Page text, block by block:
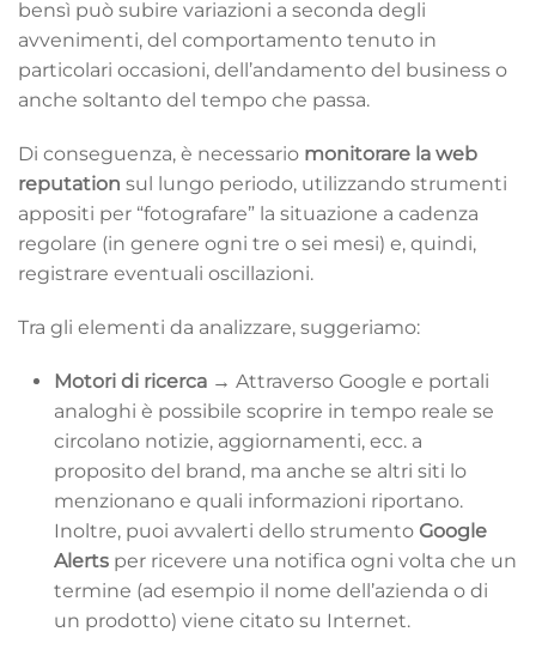
bensì può subire variazioni a seconda degli
avvenimenti, del comportamento tenuto in
particolari occasioni, dell’andamento del business o
anche soltanto del tempo che passa.
Di conseguenza, è necessario monitorare la web
reputation sul lungo periodo, utilizzando strumenti
appositi per “fotografare” la situazione a cadenza
regolare (in genere ogni tre o sei mesi) e, quindi,
registrare eventuali oscillazioni.
Tra gli elementi da analizzare, suggeriamo:
Motori di ricerca → Attraverso Google e portali
analoghi è possibile scoprire in tempo reale se
circolano notizie, aggiornamenti, ecc. a
proposito del brand, ma anche se altri siti lo
menzionano e quali informazioni riportano.
Inoltre, puoi avvalerti dello strumento Google
Alerts per ricevere una notifica ogni volta che un
termine (ad esempio il nome dell’azienda o di
un prodotto) viene citato su Internet.